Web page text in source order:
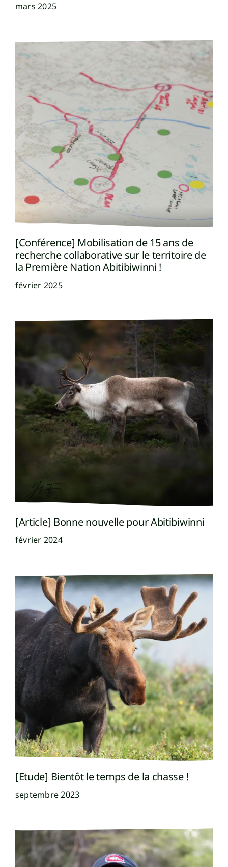
mars 2025
[Conférence] Mobilisation de 15 ans de
recherche collaborative sur le territoire de
la Première Nation Abitibiwinni !
février 2025
[Article] Bonne nouvelle pour Abitibiwinni
février 2024
[Etude] Bientôt le temps de la chasse !
septembre 2023